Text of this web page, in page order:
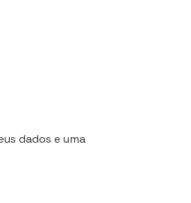
dados e uma